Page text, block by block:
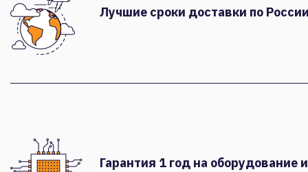
Лучшие сроки доставки по
Гарантия 1 год на оборудование и